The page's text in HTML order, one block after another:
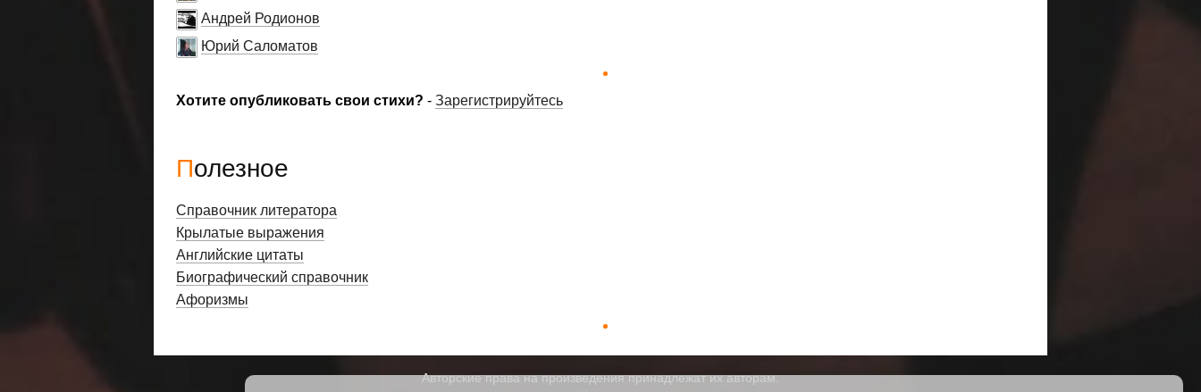
Андрей Родионов
Юрий Саломатов
Хотите опубликовать свои стихи? - Зарегистрируйтесь
Полезное
Справочник литератора
Крылатые выражения
Английские цитаты
Биографический справочник
Афоризмы
Авторские права на произведения принадлежат их авторам.